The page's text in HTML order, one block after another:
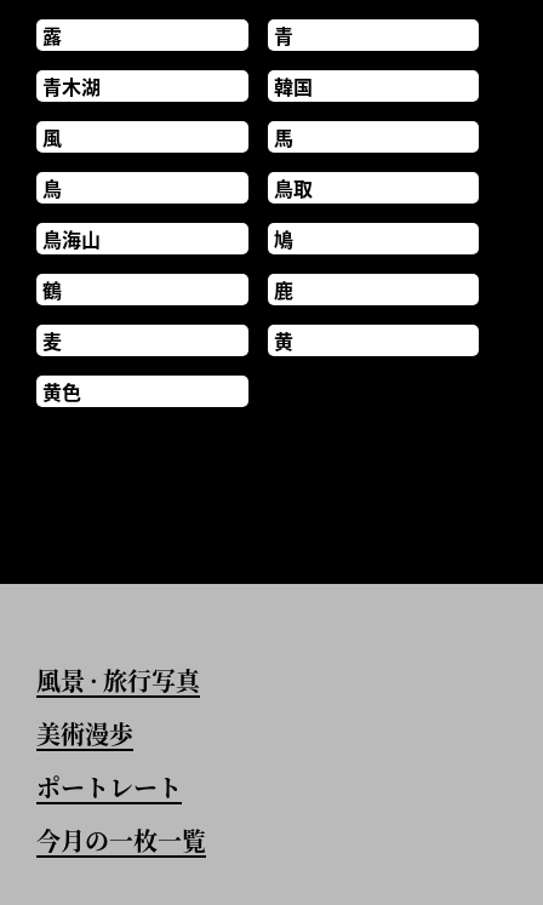
露
青
青木湖
韓国
風
馬
鳥
鳥取
鳥海山
鳩
鶴
鹿
麦
黄
黄色
風景 • 旅行写真
美術漫歩
ポートレート
今月の一枚一覧